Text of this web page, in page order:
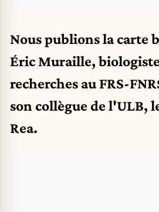
Nous publions la carte
Éric Muraille,
recherches au FRS-
son collègue de l'ULB,
Rea.